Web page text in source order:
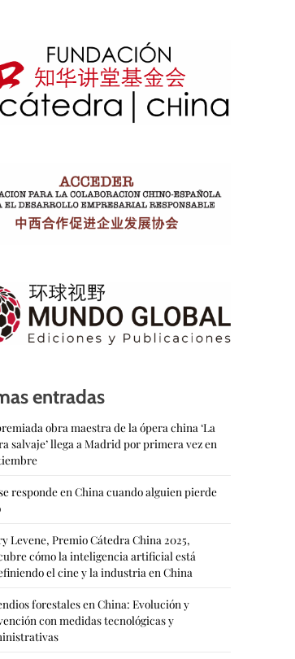
entradas
obra maestra de la ópera china ‘La
salvaje’ llega a Madrid por primera vez en
responde en China cuando alguien pierde
Levene, Premio Cátedra China 2025,
cómo la inteligencia artificial está
el cine y la industria en China
forestales en China: Evolución y
con medidas tecnológicas y